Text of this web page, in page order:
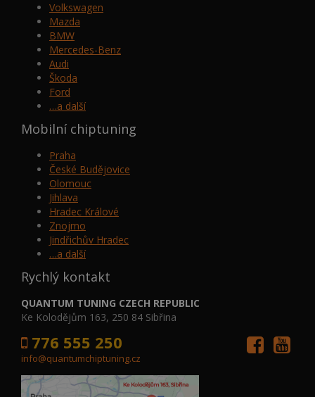
Volkswagen
Mazda
BMW
Mercedes-Benz
Audi
Škoda
Ford
…a další
Mobilní chiptuning
Praha
České Budějovice
Olomouc
Jihlava
Hradec Králové
Znojmo
Jindřichův Hradec
…a další
Rychlý kontakt
QUANTUM TUNING CZECH REPUBLIC
Ke Kolodějům 163, 250 84 Sibřina
776 555 250
info@quantumchiptuning.cz